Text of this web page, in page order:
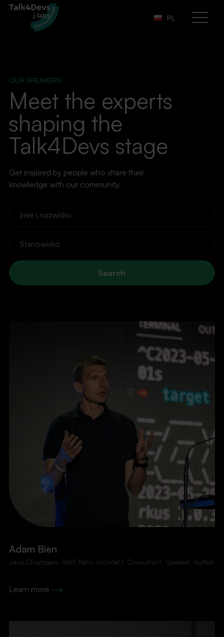
PL
Otwórz
OUR SPEAKERS
Meet the experts
shaping the
Talk4Devs stage
Get inspired by people who share their
knowledge with our community.
Search
Adam Bien
Java Champion, AWS Hero, Architect, Consultant, Speaker, Author
Learn more